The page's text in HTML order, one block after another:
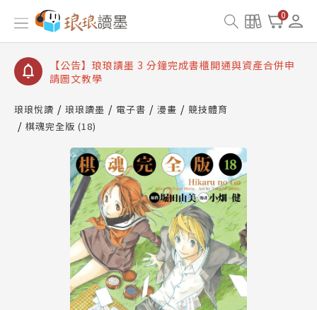
0
【公告】琅琅讀墨數位閱讀資產合併與書櫃開通申請
【公告】琅琅讀墨書櫃開通常見問題
【公告】琅琅讀墨 3 分鐘完成書櫃開通與資產合併申
請圖文教學
查詢
【公告】琅琅讀墨數位閱讀資產合併與書櫃開通申請
琅琅悅讀 琅琅讀墨 電子書 漫畫
競技體育
棋魂完全版 (18)